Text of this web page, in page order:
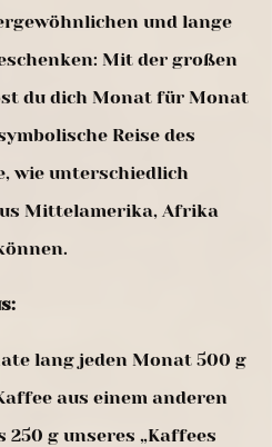
und lange
Mit der großen
du dich Monat für Monat
Reise des
wie unterschiedlich
Mittelamerika, Afrika
lang jeden Monat 500 g
aus einem anderen
g unseres „Kaffees